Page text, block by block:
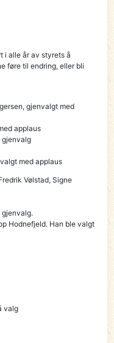
i alle år av styrets å
føre til endring, eller bli
gjenvalgt med
applaus
gjenvalg
med applaus
Vølstad, Signe
Hodnefjeld. Han ble valgt
valg